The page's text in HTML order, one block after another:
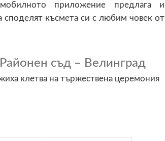
приложение предлага и
споделят късмета си с любим човек от
съд – Велинград
клетва на тържествена церемония